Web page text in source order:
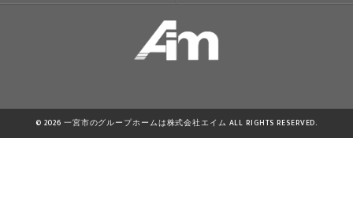
© 2026 一宮市のグループホームは株式会社エイム ALL RIGHTS RESERVED.